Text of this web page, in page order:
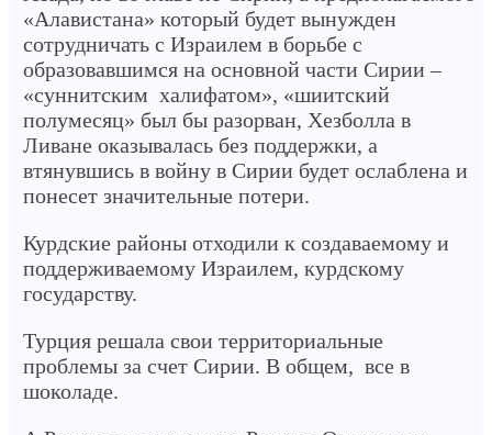
«Алавистана» который будет вынужден
сотрудничать с Израилем в борьбе с
образовавшимся на основной части Сирии –
«суннитским халифатом», «шиитский
полумесяц» был бы разорван, Хезболла в
Ливане оказывалась без поддержки, а
втянувшись в войну в Сирии будет ослаблена и
понесет значительные потери.
Курдские районы отходили к создаваемому и
поддерживаемому Израилем, курдскому
государству.
Турция решала свои территориальные
проблемы за счет Сирии. В общем, все в
шоколаде.